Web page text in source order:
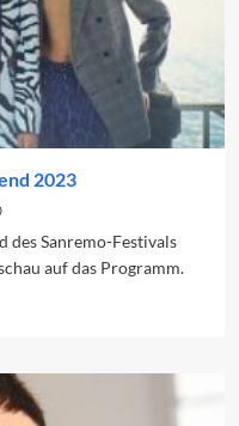
2023
Sanremo-Festivals
auf das Programm.